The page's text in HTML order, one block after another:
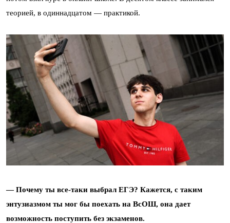
теорией, в одиннадцатом — практикой.
— Почему ты все-таки выбрал ЕГЭ? Кажется, с таким
энтузиазмом ты мог бы поехать на ВсОШ, она дает
возможность поступить без экзаменов.